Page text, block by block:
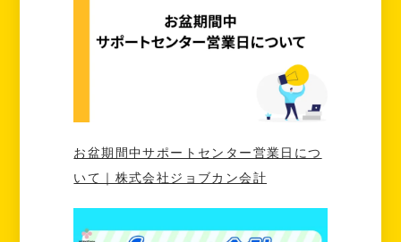
お盆期間中サポートセンター営業日につ
いて｜株式会社ジョブカン会計